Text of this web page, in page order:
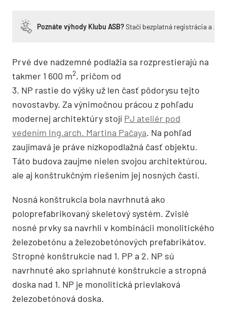
Poznáte výhody Klubu ASB?Stačí bezplatná registrácia a
Prvé dve nadzemné podlažia sa rozprestierajú na
takmer 1 600 m2, pričom od
3. NP rastie do výšky už len časť pôdorysu tejto
novostavby. Za výnimočnou prácou z pohľadu
modernej architektúry stojí PJ ateliér pod
vedením Ing.arch. Martina Pačaya. Na pohľad
zaujímavá je práve nízkopodlažná časť objektu.
Táto budova zaujme nielen svojou architektúrou,
ale aj konštrukčným riešením jej nosných častí.
Nosná konštrukcia bola navrhnutá ako
poloprefabrikovaný skeletový systém. Zvislé
nosné prvky sa navrhli v kombinácii monolitického
železobetónu a železobetónových prefabrikátov.
Stropné konštrukcie nad 1. PP a 2. NP sú
navrhnuté ako spriahnuté konštrukcie a stropná
doska nad 1. NP je monolitická prievlaková
železobetónová doska.